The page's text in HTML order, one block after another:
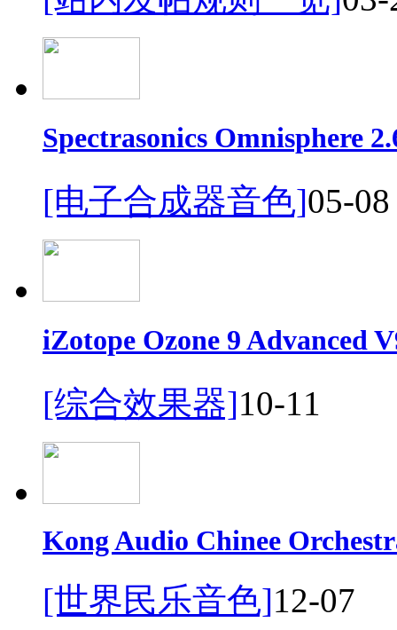
Spectrasonics Omnisphere
[电子合成器音色]05-08
iZotope Ozone 9 Advanced
[综合效果器]10-11
Kong Audio Chinee
[世界民乐音色]12-07